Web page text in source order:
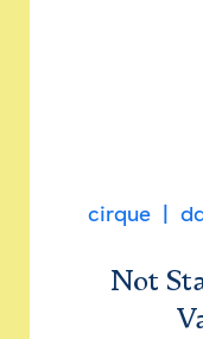
cirque
Not